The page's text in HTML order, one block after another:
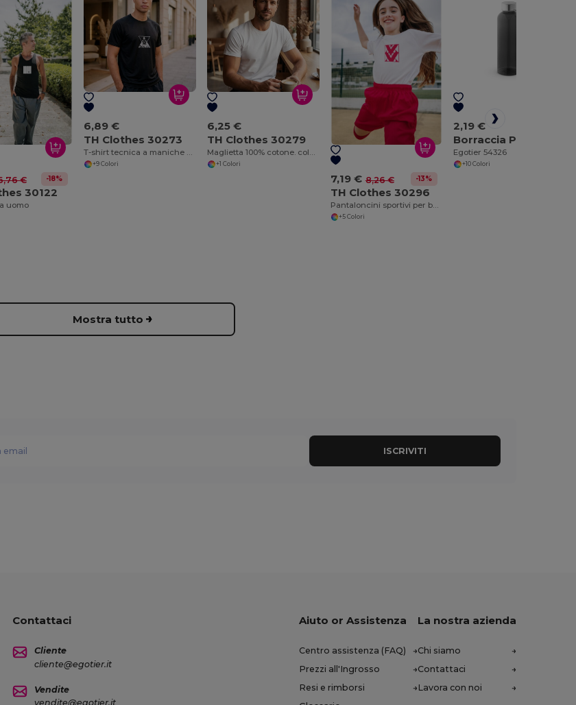
€ -18%
30122
uomo
6,89 €
TH Clothes 30273
+9 Colori
6,25 €
TH Clothes 30279
+1 Colori
7,19 € 8,26 € -13%
TH Clothes 30296
Pantaloncini sportivi per bambini
+5 Colori
2,19 €
Egotier 54326
+10 Colori
Mostra tutto
ISCRIVITI
Contattaci
Cliente
cliente@egotier.it
Vendite
vendite@egotier.it
Aiuto or Assistenza
Centro assistenza (FAQ)
Prezzi all'Ingrosso
Resi e rimborsi
La nostra azienda
Chi siamo
Contattaci
Lavora con noi